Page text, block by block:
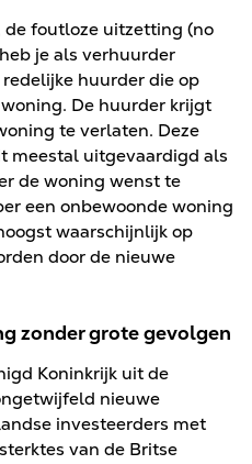
de foutloze uitzetting (no
je als verhuurder
huurder die op
De huurder krijgt
te verlaten. Deze
meestal uitgevaardigd als
de woning wenst te
een onbewoonde woning
waarschijnlijk op
door de nieuwe
zonder grote gevolgen
Koninkrijk uit de
nieuwe
investeerders met
van de Britse